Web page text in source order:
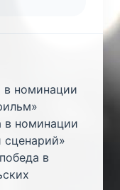
в номинации
в номинации
в